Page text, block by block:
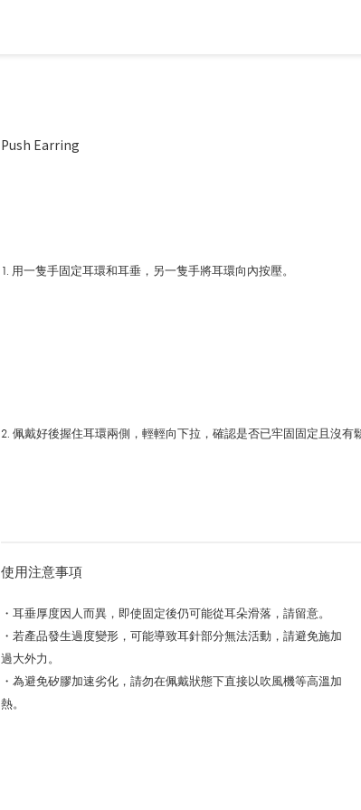
Push Earring
1. 用一隻手固定耳環和耳垂，另一隻手將耳環向內按壓。
2. 佩戴好後握住耳環兩側，輕輕向下拉，確認是否已牢固固定且沒有
使用注意事項
・耳垂厚度因人而異，即使固定後仍可能從耳朵滑落，請留意。
・若產品發生過度變形，可能導致耳針部分無法活動，請避免施加
過大外力。
・為避免矽膠加速劣化，請勿在佩戴狀態下直接以吹風機等高溫加
熱。